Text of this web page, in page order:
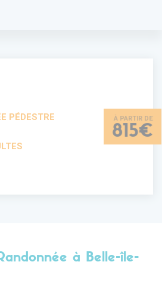
PÉDESTRE
815€
à Belle-île-